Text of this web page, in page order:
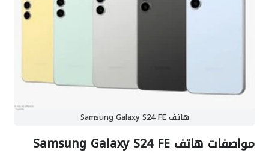
هاتف Samsung Galaxy S24 FE
مواصفات هاتف Samsung Galaxy S24 FE